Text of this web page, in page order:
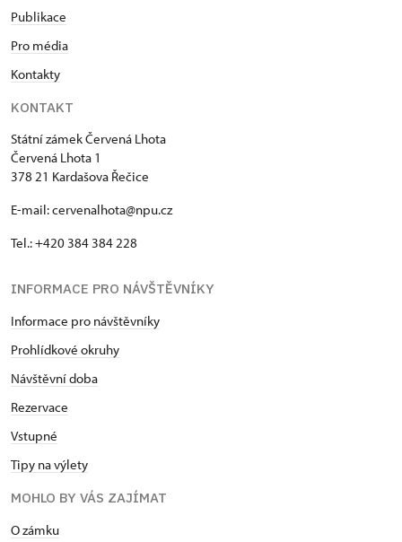
Publikace
Pro média
Kontakty
KONTAKT
Státní zámek Červená Lhota
Červená Lhota 1
378 21 Kardašova Řečice
E-mail: cervenalhota@npu.cz
Tel.: +420 384 384 228
INFORMACE PRO NÁVŠTĚVNÍKY
Informace pro návštěvníky
Prohlídkové okruhy
Návštěvní doba
Rezervace
Vstupné
Tipy na výlety
MOHLO BY VÁS ZAJÍMAT
O zámku